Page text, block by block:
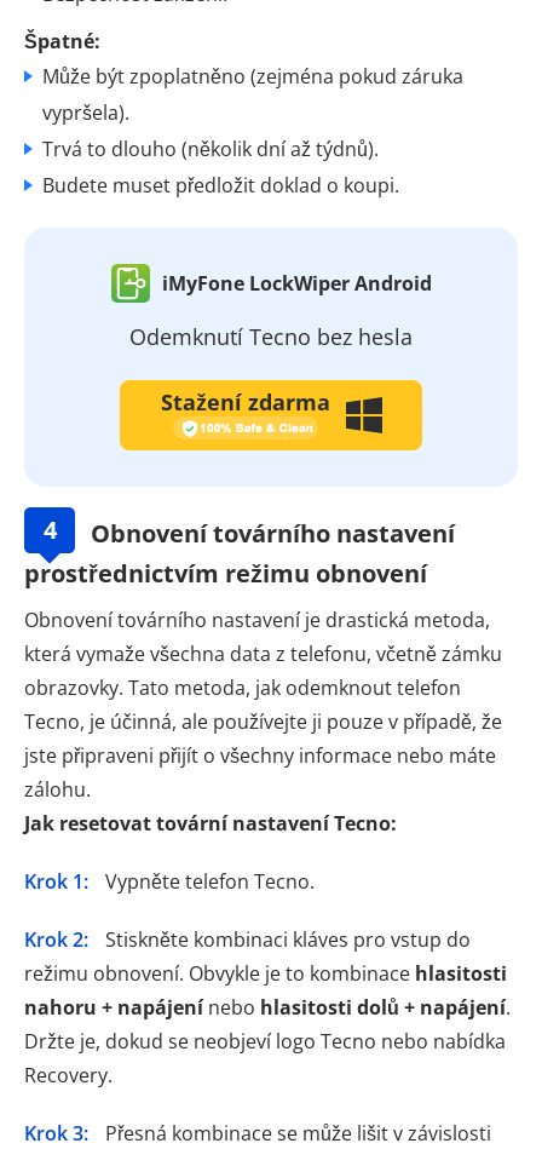
Špatné:
Může být zpoplatněno (zejména pokud záruka
vypršela).
Trvá to dlouho (několik dní až týdnů).
Budete muset předložit doklad o koupi.
iMyFone LockWiper Android
Odemknutí Tecno bez hesla
Stažení zdarma
4
Obnovení továrního nastavení
prostřednictvím režimu obnovení
Obnovení továrního nastavení je drastická metoda,
která vymaže všechna data z telefonu, včetně zámku
obrazovky. Tato metoda, jak odemknout telefon
Tecno, je účinná, ale používejte ji pouze v případě, že
jste připraveni přijít o všechny informace nebo máte
zálohu.
Jak resetovat tovární nastavení Tecno:
Krok 1: Vypněte telefon Tecno.
Krok 2:
Stiskněte kombinaci kláves pro vstup do
režimu obnovení. Obvykle je to kombinace hlasitosti
nahoru + napájenínebo hlasitosti dolů + napájení.
Držte je, dokud se neobjeví logo Tecno nebo nabídka
Recovery.
Krok 3:
Přesná kombinace se může lišit v závislosti